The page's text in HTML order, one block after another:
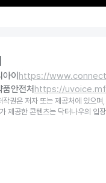
이 https://
품안전처 https://
작권은 저자 또는 제공처에 있으
제공한 콘텐츠는 닥터나우의 입